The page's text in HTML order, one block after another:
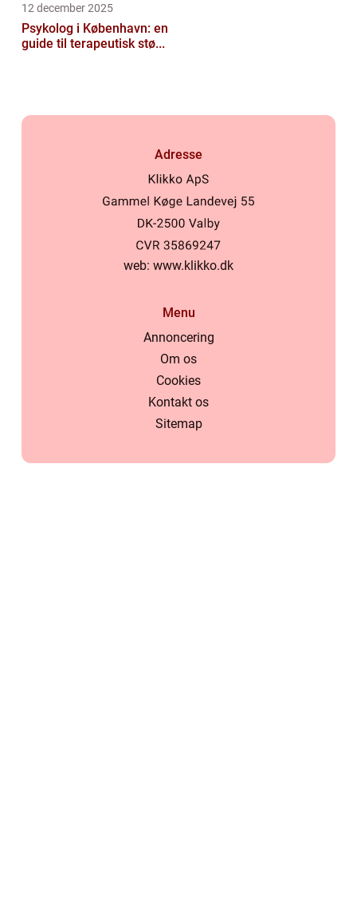
12 december 2025
Psykolog i København: en
guide til terapeutisk stø...
Adresse
web: www.klikko.dk
Menu
Annoncering
Om os
Cookies
Kontakt os
Sitemap